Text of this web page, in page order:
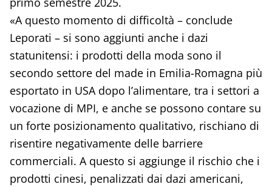
«A questo momento di difficoltà – conclude
Leporati – si sono aggiunti anche i dazi
statunitensi: i prodotti della moda sono il
secondo settore del made in Emilia-Romagna più
esportato in USA dopo l’alimentare, tra i settori a
vocazione di MPI, e anche se possono contare su
un forte posizionamento qualitativo, rischiano di
risentire negativamente delle barriere
commerciali. A questo si aggiunge il rischio che i
prodotti cinesi, penalizzati dai dazi americani,